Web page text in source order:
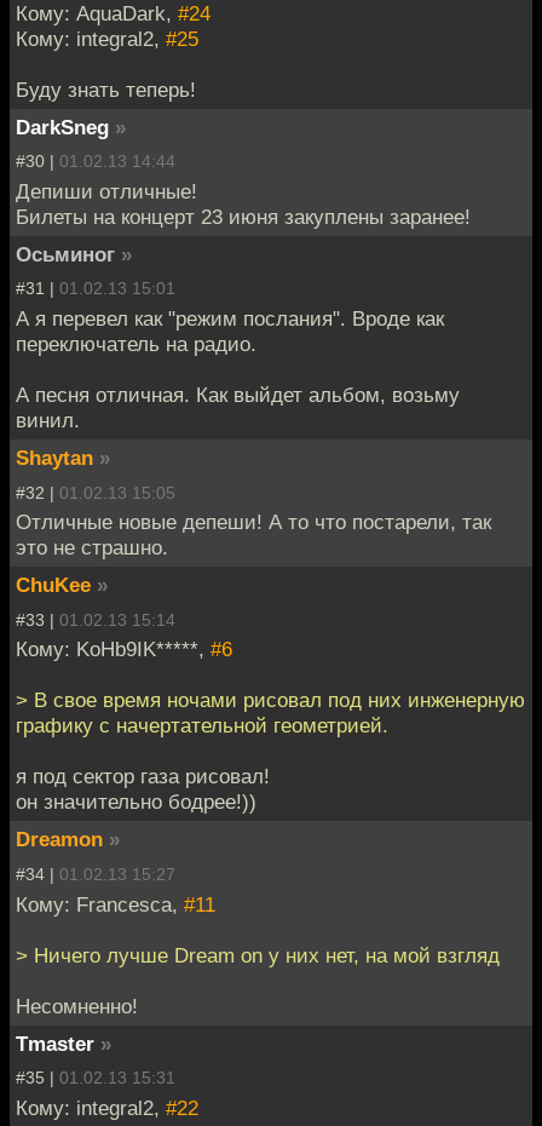
Кому: AquaDark, #24
Кому: integral2, #25
Буду знать теперь!
DarkSneg »
#30 | 01.02.13 14:44
Депиши отличные!
Билеты на концерт 23 июня закуплены заранее!
Осьминог »
#31 | 01.02.13 15:01
А я перевел как "режим послания". Вроде как
переключатель на радио.
А песня отличная. Как выйдет альбом, возьму
винил.
Shaytan »
#32 | 01.02.13 15:05
Отличные новые депеши! А то что постарели, так
это не страшно.
ChuKee »
#33 | 01.02.13 15:14
Кому: KoHb9IK*****, #6
> В свое время ночами рисовал под них инженерную
графику с начертательной геометрией.
я под сектор газа рисовал!
он значительно бодрее!))
Dreamon »
#34 | 01.02.13 15:27
Кому: Francesca, #11
> Ничего лучше Dream on у них нет, на мой взгляд
Несомненно!
Tmaster »
#35 | 01.02.13 15:31
Кому: integral2, #22